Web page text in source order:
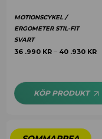
MOTIONSCYKEL /
ERGOMETER STIL-FIT
SVART
36 .990 KR – 40 .930 KR
KÖP PRODUKT